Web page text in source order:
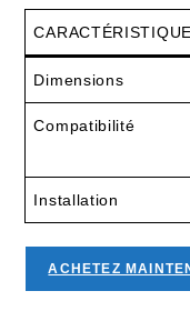
CARACTÉRISTIQUE
Dimensions
Compatibilité
Installation
ACHETEZ